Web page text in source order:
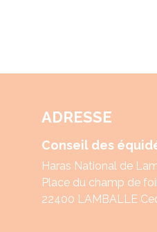
ADRESSE
Conseil des
Haras National de
Place du champ de
22400 LAMBALLE